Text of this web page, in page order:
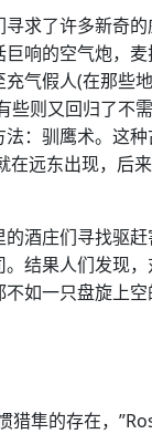
求了许多新奇
响的空气炮，麦
气假人(在那些
些则又回归了不
：驯鹰术。这种
在远东出现，后
酒庄们寻找驱
结果人们发现，
如一只盘旋上
猎隼的存在，